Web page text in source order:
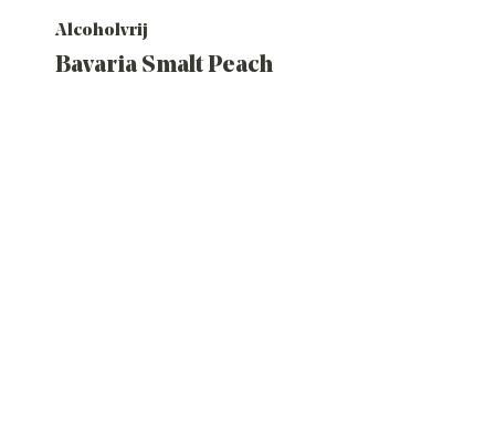
Alcoholvrij
Bavaria Smalt Peach